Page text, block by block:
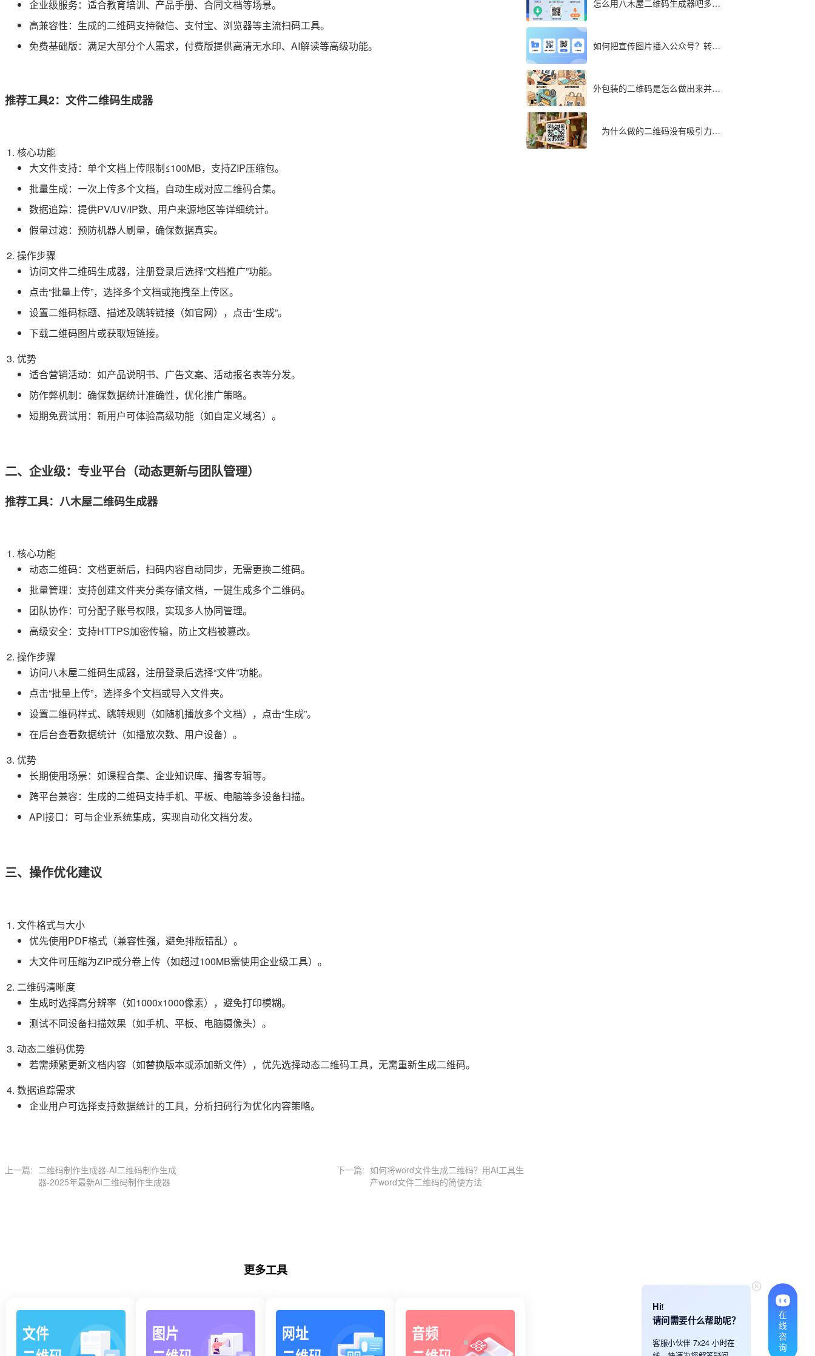
企业级服务：适合教育培训、产品手册、合同文档等场景。
高兼容性：生成的二维码支持微信、支付宝、浏览器等主流扫码工具。
免费基础版：满足大部分个人需求，付费版提供高清无水印、AI解读等高级功能。
推荐工具2：文件二维码生成器
核心功能
大文件支持：单个文档上传限制≤100MB，支持ZIP压缩包。
批量生成：一次上传多个文档，自动生成对应二维码合集。
数据追踪：提供PV/UV/IP数、用户来源地区等详细统计。
假量过滤：预防机器人刷量，确保数据真实。
操作步骤
访问文件二维码生成器，注册登录后选择“文档推广”功能。
点击“批量上传”，选择多个文档或拖拽至上传区。
设置二维码标题、描述及跳转链接（如官网），点击“生成”。
下载二维码图片或获取短链接。
优势
适合营销活动：如产品说明书、广告文案、活动报名表等分发。
防作弊机制：确保数据统计准确性，优化推广策略。
短期免费试用：新用户可体验高级功能（如自定义域名）。
二、企业级：专业平台（动态更新与团队管理）
推荐工具：八木屋二维码生成器
核心功能
动态二维码：文档更新后，扫码内容自动同步，无需更换二维码。
批量管理：支持创建文件夹分类存储文档，一键生成多个二维码。
团队协作：可分配子账号权限，实现多人协同管理。
高级安全：支持HTTPS加密传输，防止文档被篡改。
操作步骤
访问八木屋二维码生成器，注册登录后选择“文件”功能。
点击“批量上传”，选择多个文档或导入文件夹。
设置二维码样式、跳转规则（如随机播放多个文档），点击“生成”。
在后台查看数据统计（如播放次数、用户设备）。
优势
长期使用场景：如课程合集、企业知识库、播客专辑等。
跨平台兼容：生成的二维码支持手机、平板、电脑等多设备扫描。
API接口：可与企业系统集成，实现自动化文档分发。
三、操作优化建议
文件格式与大小
优先使用PDF格式（兼容性强，避免排版错乱）。
大文件可压缩为ZIP或分卷上传（如超过100MB需使用企业级工具）。
二维码清晰度
生成时选择高分辨率（如1000x1000像素），避免打印模糊。
测试不同设备扫描效果（如手机、平板、电脑摄像头）。
动态二维码优势
若需频繁更新文档内容（如替换版本或添加新文件），优先选择动态二维码工具，无需重新生成二维码。
数据追踪需求
企业用户可选择支持数据统计的工具，分析扫码行为优化内容策略。
上一篇: 二维码制作生成器-AI二维码制作生成
器-2025年最新AI二维码制作生成器
下一篇: 如何将word文件生成二维码？用AI工具生
产word文件二维码的简便方法
更多工具
怎么用八木屋二维码生成器吧多个
如何把宣传图片插入公众号？转为
外包装的二维码是怎么做出来并印
为什么做的二维码没有吸引力，
Hi!
请问需要什么帮助呢？
客服小伙伴 7x24 小时在
在
线
咨
询